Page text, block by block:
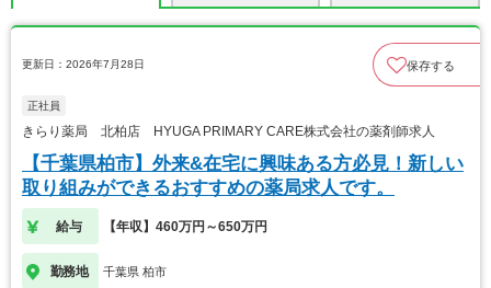
更新日：2026年7月28日 保存する
正社員
きらり薬局 北柏店 HYUGA PRIMARY CARE株式会社の薬剤師求人
【千葉県柏市】外来&在宅に興味ある方必見！新しい
取り組みができるおすすめの薬局求人です。
給与 【年収】460万円～650万円
勤務地 千葉県 柏市